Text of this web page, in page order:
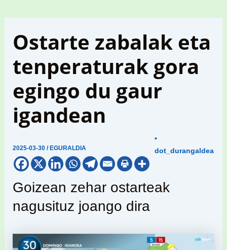
Ostarte zabalak eta
tenperaturak gora
egingo du gaur
igandean
2025-03-30/ EGURALDIA
•
dot_durangaldea
Goizean zehar ostarteak
nagusituz joango dira